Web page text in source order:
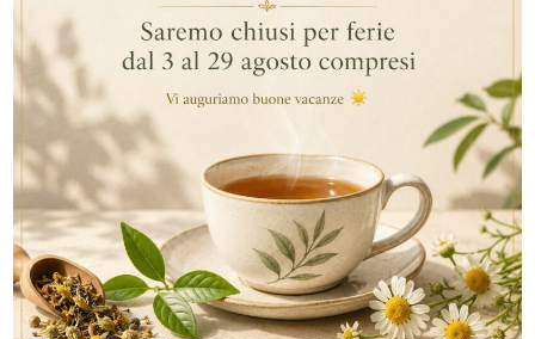
Città
Provincia
C.A.P.